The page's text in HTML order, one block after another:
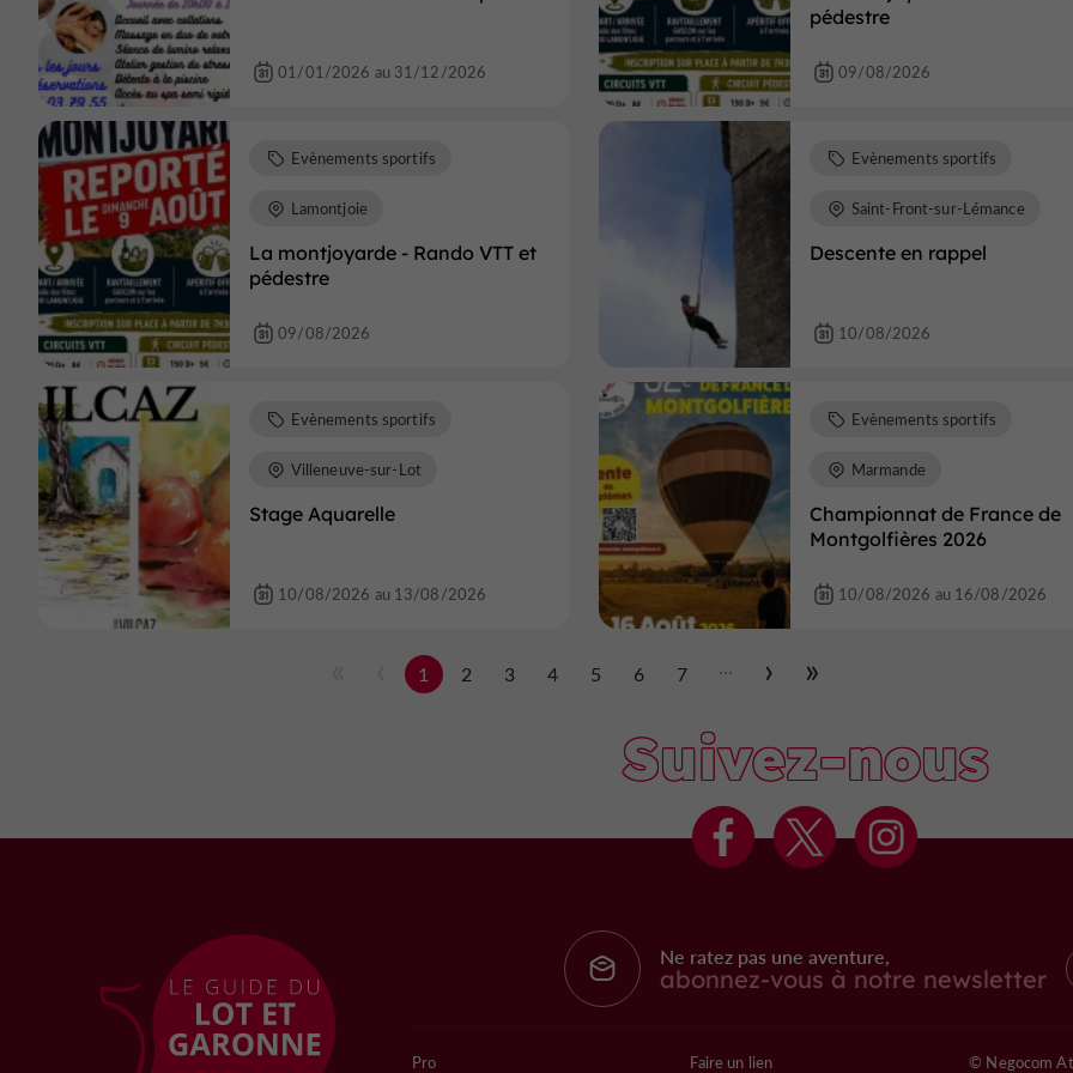
01/01/2026 au 31/12/2026
pédestre
09/08/2026
La montjoyarde - Rando VTT et
pédestre
Evènements sportifs
Lamontjoie
09/08/2026
Descente en rappel
Evènements sportifs
Saint-Front-sur-Lémance
10/08/2026
Stage Aquarelle
Evènements sportifs
Villeneuve-sur-Lot
10/08/2026 au 13/08/2026
Championnat de France de
Montgolfières 2026
Evènements sportifs
Marmande
10/08/2026 au 16/08/2026
1 2 3 4 5 6 7 ...
Suivez-nous
Ne ratez pas une aventure,
abonnez-vous à notre newsletter
Pro Faire un lien © Negocom